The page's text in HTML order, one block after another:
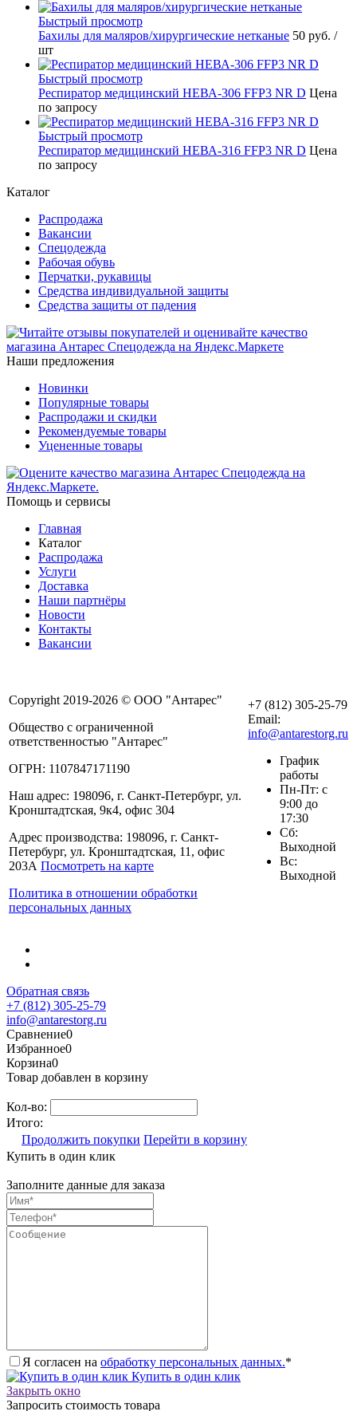
Быстрый просмотр
Бахилы для маляров/хирургические нетканые 50 руб. /
шт
Быстрый просмотр
Респиратор медицинский НЕВА-306 FFP3 NR D Цена
по запросу
Быстрый просмотр
Респиратор медицинский НЕВА-316 FFP3 NR D Цена
по запросу
Каталог
Распродажа
Вакансии
Спецодежда
Рабочая обувь
Перчатки, рукавицы
Средства индивидуальной защиты
Средства защиты от падения
Наши предложения
Новинки
Популярные товары
Распродажи и скидки
Рекомендуемые товары
Уцененные товары
Помощь и сервисы
Главная
Каталог
Распродажа
Услуги
Доставка
Наши партнёры
Новости
Контакты
Вакансии
Copyright 2019-2026 © ООО "Антарес"
Общество с ограниченной
ответственностью "Антарес"
ОГРН: 1107847171190
Наш адрес: 198096, г. Санкт-Петербург, ул.
Кронштадтская, 9к4, офис 304
Адрес производства: 198096, г. Санкт-
Петербург, ул. Кронштадтская, 11, офис
203А Посмотреть на карте
Политика в отношении обработки
персональных данных
+7 (812) 305-25-79
Email:
info@antarestorg.ru
График
работы
Пн-Пт: с
9:00 до
17:30
Сб:
Выходной
Вс:
Выходной
Обратная связь
+7 (812) 305-25-79
info@antarestorg.ru
Сравнение0
Избранное0
Корзина0
Товар добавлен в корзину
Кол-во:
Итого:
Продолжить покупки Перейти в корзину
Купить в один клик
Заполните данные для заказа
Я согласен на обработку персональных данных.*
Купить в один клик
Закрыть окно
Запросить стоимость товара